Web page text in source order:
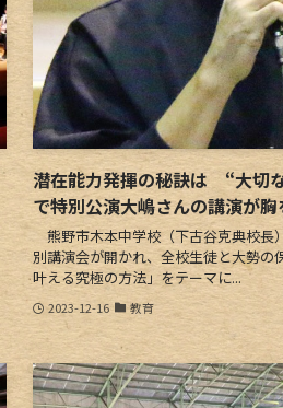
潜在能力発揮の秘訣は “大切
で特別公演大嶋さんの講演が胸
熊野市木本中学校（下古谷克典校長
別講演会が開かれ、全校生徒と大勢の
叶える究極の方法」をテーマに...
2023-12-16 教育